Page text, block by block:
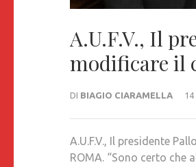
A.U.F.V., Il
modificare il
DI BIAGIO CIARAMELLA 14
A.U.F.V., Il presidente
ROMA. “Sono certo che